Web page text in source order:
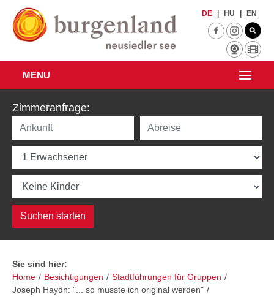
Zum Hauptinhalt springen
DE HU EN
MENU
Zimmeranfrage:
Sie sind hier:
Home / Besichtigungen / Stadtführungen für Gruppen /
Joseph Haydn: "... so musste ich original werden" /